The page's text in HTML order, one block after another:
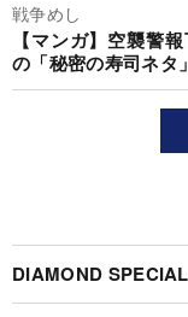
戦争めし
【マンガ】空襲警
の「秘密の寿司ネタ
DIAMOND